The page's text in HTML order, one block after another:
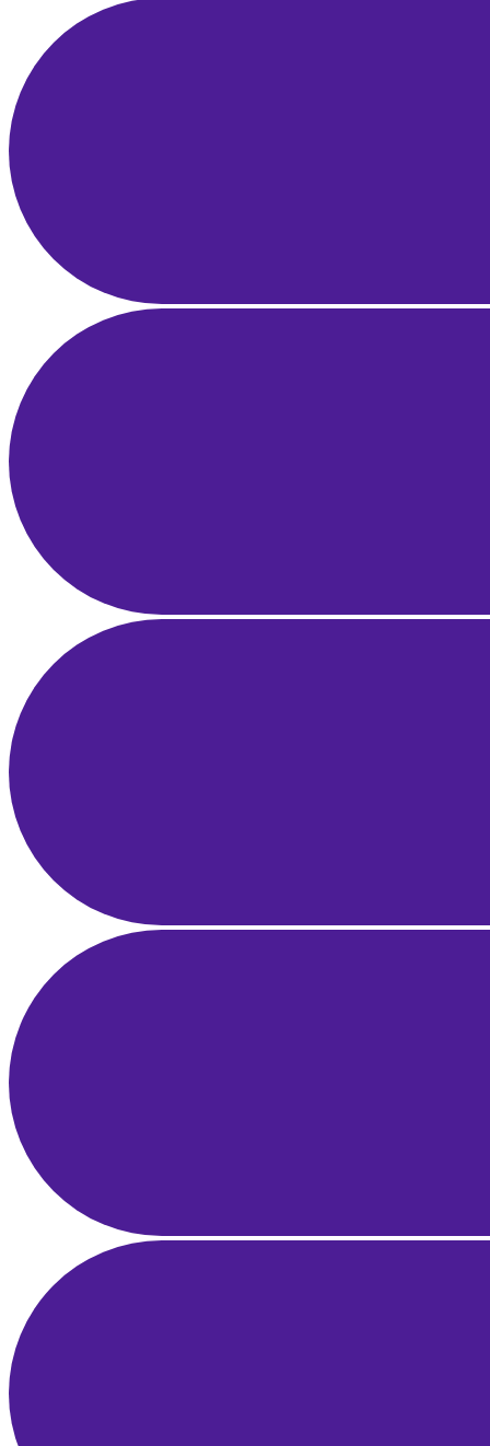
E-Posta Pazarlama Otomasyonu ve Segmentasyon: Gelir Üreten
Akışlar
1 Nis 2025
Influencer Pazarlama Rehberi: Markalar için Strateji, Keşif ve ROI
Ölçümü
28 Mar 2025
İşletme Fikrini Doğrulama Rehberi: Pazar Araştırması, MVP ve
Erken Geri Bildirim
25 Mar 2025
Yerel SEO Rehberi: Google Haritalar ve Google İşletme Profili ile
Bölgesel Liderlik
21 Mar 2025